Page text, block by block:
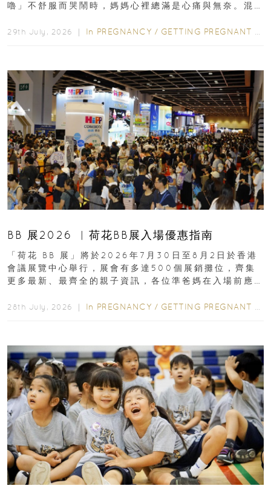
嚕」不舒服而哭鬧時，媽媽心裡總滿是心痛與無奈。混
29th July, 2026 ｜ In PREGNANCY / GETTING PREGNANT
BB 展2026 ︳荷花BB展入場優惠指南
「荷花 BB 展」將於2026年7月30日至8月2日於香港
會議展覽中心舉行，展會有多達500個展銷攤位，齊集
更多最新、最齊全的親子資訊，各位準爸媽在入場前應
28th July, 2026 ｜ In PREGNANCY / GETTING PREGNANT